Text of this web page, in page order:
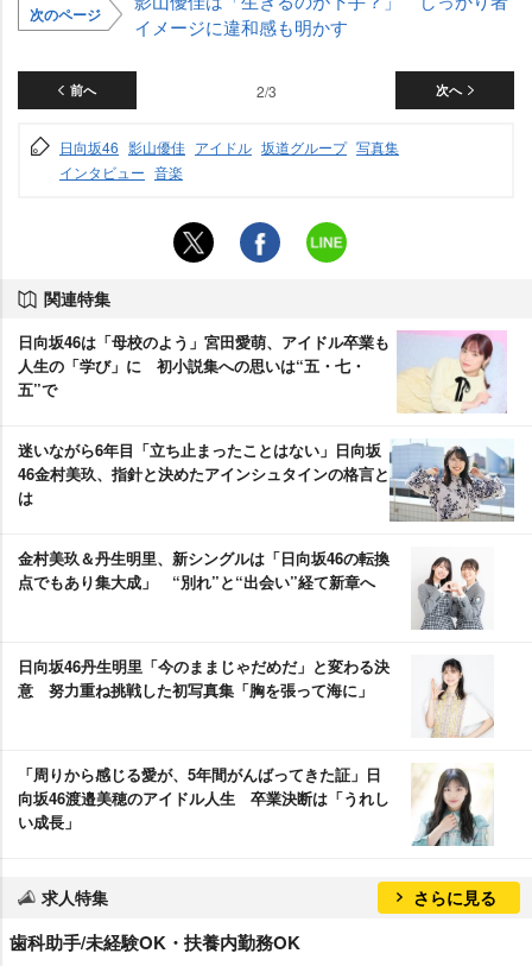
次のページ
イメージに違和感も明かす
前へ 次へ
2/3
日向坂46 影山優佳 アイドル 坂道グループ 写真集
インタビュー 音楽
関連特集
日向坂46は「母校のよう」宮田愛萌、アイドル卒業も
人生の「学び」に 初小説集への思いは“五・七・
五”で
迷いながら6年目「立ち止まったことはない」日向坂
46金村美玖、指針と決めたアインシュタインの格言と
は
金村美玖＆丹生明里、新シングルは「日向坂46の転換
点でもあり集大成」 “別れ”と“出会い”経て新章へ
日向坂46丹生明里「今のままじゃだめだ」と変わる決
意 努力重ね挑戦した初写真集「胸を張って海に」
「周りから感じる愛が、5年間がんばってきた証」日
向坂46渡邉美穂のアイドル人生 卒業決断は「うれし
い成長」
求人特集 さらに見る
歯科助手/未経験OK・扶養内勤務OK